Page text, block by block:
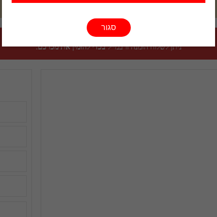
סגור
ניתן לשלוח הזמנה זו במיילבכדי להזמין את מכרכם.